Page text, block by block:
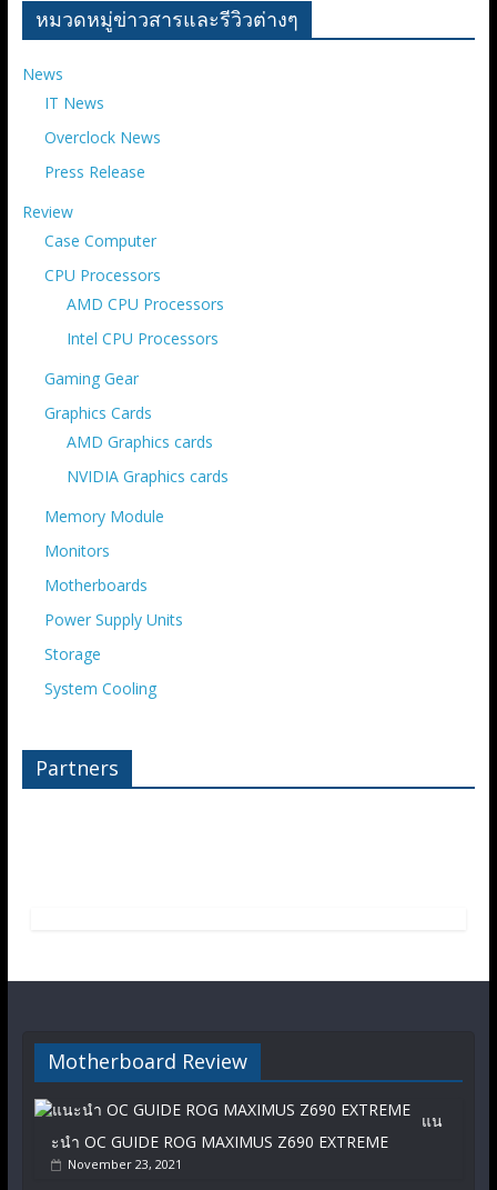
ราย
เดือน
หมวดหมู่ข่าวสารและรีวิวต่างๆ
News
IT News
Overclock News
Press Release
Review
Case Computer
CPU Processors
AMD CPU Processors
Intel CPU Processors
Gaming Gear
Graphics Cards
AMD Graphics cards
NVIDIA Graphics cards
Memory Module
Monitors
Motherboards
Power Supply Units
Storage
System Cooling
Partners
Motherboard Review
แน
ะนำ OC GUIDE ROG MAXIMUS Z690 EXTREME
November 23, 2021